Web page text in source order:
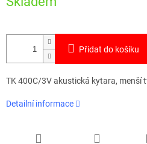
cena:
Přidat do košíku
TK 400C/3V akustická kytara, menší
Detailní informace